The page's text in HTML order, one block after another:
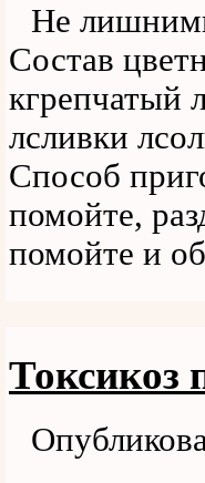
Не
Состав
кгрепчатый
лсливки
Способ
помойте,
помойте и
Токсикоз